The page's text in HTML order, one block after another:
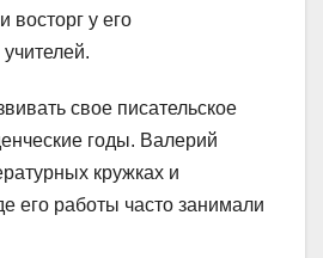
восторг у его
свое писательское
годы. Валерий
кружках и
его работы часто занимали